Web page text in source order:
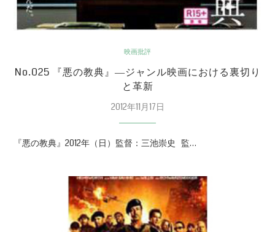
映画批評
No.025 『悪の教典』―ジャンル映画における裏切り
と革新
2012年11月17日
『悪の教典』2012年（日）監督：三池崇史 監…